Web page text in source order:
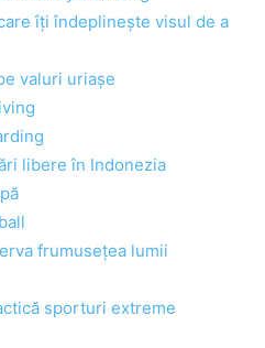
îți îndeplinește visul de a
valuri uriașe
libere în Indonezia
frumusețea lumii
sporturi extreme